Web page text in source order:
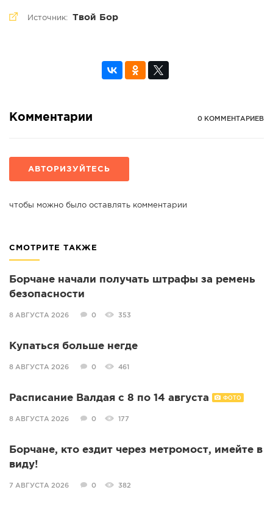
Источник: Твой Бор
Комментарии 0 КОММЕНТАРИЕВ
АВТОРИЗУЙТЕСЬ
чтобы можно было оставлять комментарии
СМОТРИТЕ ТАКЖЕ
Борчане начали получать штрафы за ремень
безопасности
8 АВГУСТА 2026 0 353
Купаться больше негде
8 АВГУСТА 2026 0 461
Расписание Валдая с 8 по 14 августа ФОТО
8 АВГУСТА 2026 0 177
Борчане, кто ездит через метромост, имейте в
виду!
7 АВГУСТА 2026 0 382